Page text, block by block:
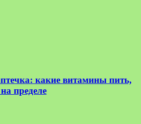
какие витамины пить,
пределе